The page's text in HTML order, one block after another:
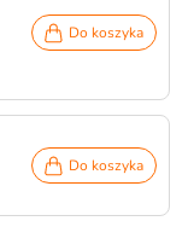
Do koszyka
Do koszyka